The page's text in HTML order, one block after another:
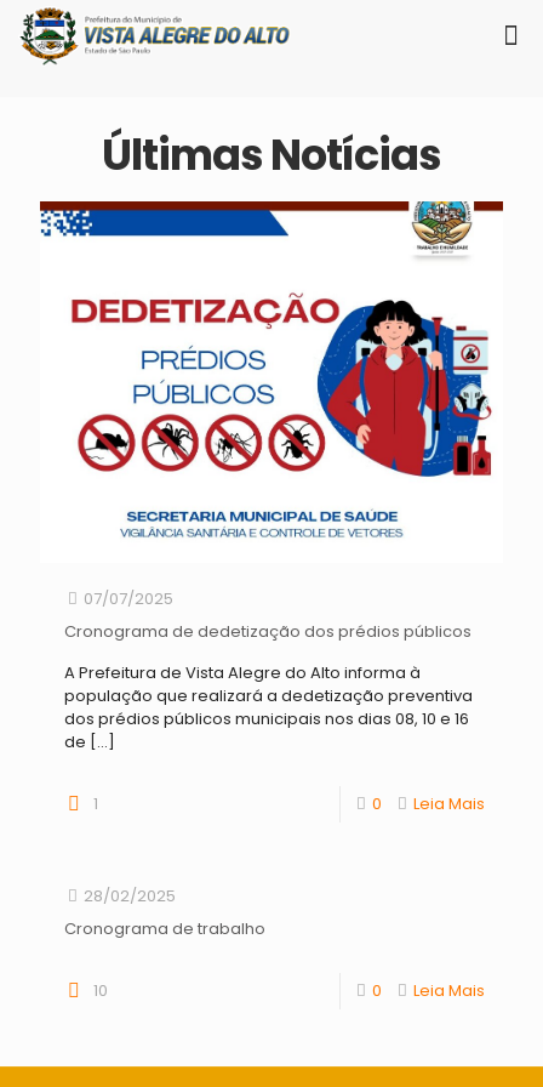
Últimas Notícias
07/07/2025
Cronograma de dedetização dos prédios públicos
A Prefeitura de Vista Alegre do Alto informa à
população que realizará a dedetização preventiva
dos prédios públicos municipais nos dias 08, 10 e 16
de […]
1 0 Leia Mais
28/02/2025
Cronograma de trabalho
10 0 Leia Mais